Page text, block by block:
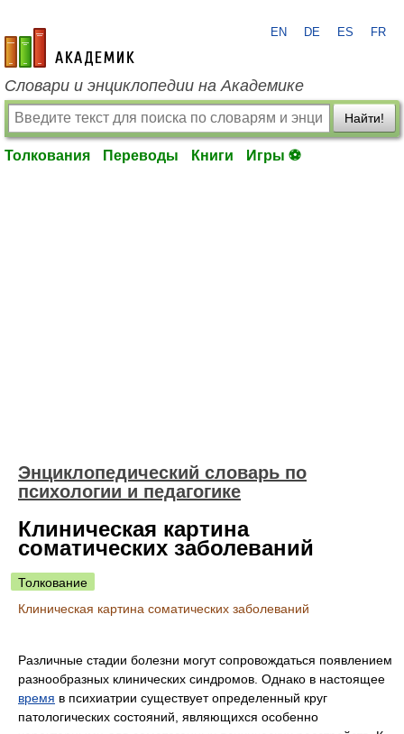
academic.ru
EN DE ES FR
Словари и энциклопедии на Академике
Найти!
Толкования Переводы Книги Игры ⚽
Энциклопедический словарь по
психологии и педагогике
Клиническая картина
соматических заболеваний
Толкование
Клиническая картина соматических заболеваний
Различные стадии болезни могут сопровождаться появлением
разнообразных клинических синдромов. Однако в настоящее
время в психиатрии существует определенный круг
патологических состояний, являющихся особенно